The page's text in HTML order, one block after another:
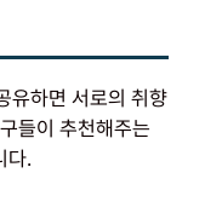
들이 추천해주는
다.